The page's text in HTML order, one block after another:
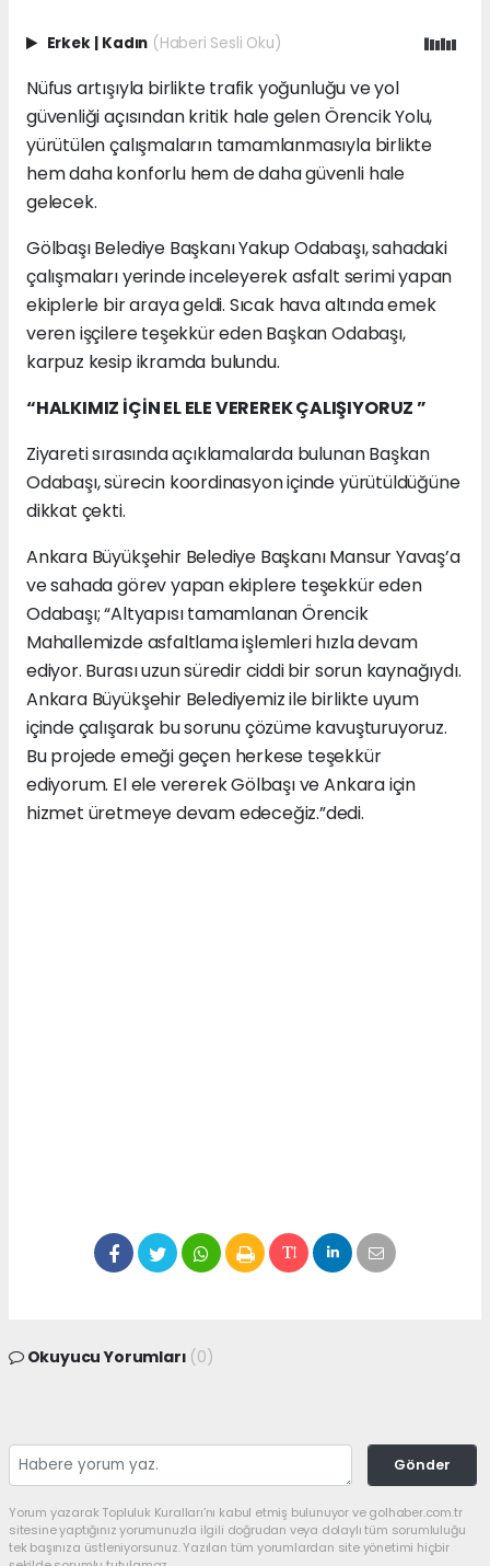
Erkek | Kadın (Haberi Sesli Oku)
Nüfus artışıyla birlikte trafik yoğunluğu ve yol
güvenliği açısından kritik hale gelen Örencik Yolu,
yürütülen çalışmaların tamamlanmasıyla birlikte
hem daha konforlu hem de daha güvenli hale
gelecek.
Gölbaşı Belediye Başkanı Yakup Odabaşı, sahadaki
çalışmaları yerinde inceleyerek asfalt serimi yapan
ekiplerle bir araya geldi. Sıcak hava altında emek
veren işçilere teşekkür eden Başkan Odabaşı,
karpuz kesip ikramda bulundu.
“HALKIMIZ İÇİN EL ELE VEREREK ÇALIŞIYORUZ ”
Ziyareti sırasında açıklamalarda bulunan Başkan
Odabaşı, sürecin koordinasyon içinde yürütüldüğüne
dikkat çekti.
Ankara Büyükşehir Belediye Başkanı Mansur Yavaş’a
ve sahada görev yapan ekiplere teşekkür eden
Odabaşı; “Altyapısı tamamlanan Örencik
Mahallemizde asfaltlama işlemleri hızla devam
ediyor. Burası uzun süredir ciddi bir sorun kaynağıydı.
Ankara Büyükşehir Belediyemiz ile birlikte uyum
içinde çalışarak bu sorunu çözüme kavuşturuyoruz.
Bu projede emeği geçen herkese teşekkür
ediyorum. El ele vererek Gölbaşı ve Ankara için
hizmet üretmeye devam edeceğiz.”dedi.
Okuyucu Yorumları (0)
Gönder
Yorum yazarak Topluluk Kuralları’nı kabul etmiş bulunuyor ve golhaber.com.tr
sitesine yaptığınız yorumunuzla ilgili doğrudan veya dolaylı tüm sorumluluğu
tek başınıza üstleniyorsunuz. Yazılan tüm yorumlardan site yönetimi hiçbir